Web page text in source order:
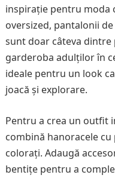
inspirație pentru moda
oversized, pantalonii
sunt doar câteva dintre
garderoba adulților în
ideale pentru un look
joacă și explorare.
Pentru a crea un outfit
combină hanoracele
colorați. Adaugă
bentițe pentru a